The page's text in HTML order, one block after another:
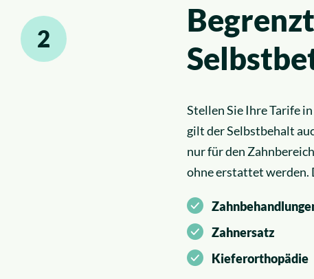
2
Stellen Sie Ihre Tarife
gilt der Selbstbehalt
nur für den
ohne erstattet werden.
Zahnersatz
Kieferorthopädie